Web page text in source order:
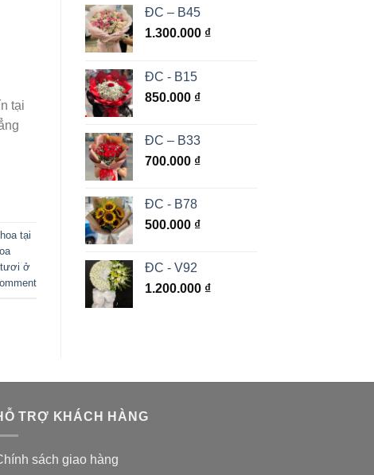
tại
tại
tươi ở
ĐC – B45
1.300.000 ₫
ĐC - B15
850.000 ₫
ĐC – B33
700.000 ₫
ĐC - B78
500.000 ₫
ĐC - V92
1.200.000 ₫
TRỢ KHÁCH HÀNG
sách giao hàng